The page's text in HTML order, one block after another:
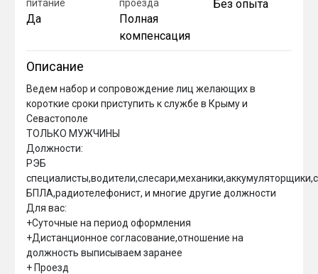
питание
Да
проезда
Полная
компенсация
Без опыта
Описание
Ведем набор и сопровождение лиц желающих в
короткие сроки приступить к службе в Крыму и
Севастополе
ТОЛЬКО МУЖЧИНЫ
Должности:
РЭБ
БПЛА,радиотелефонист, и многие другие должности
Для вас:
+Суточные на период оформления
+Дистанционное согласование,отношение на
должность выписываем заранее
+ Проезд